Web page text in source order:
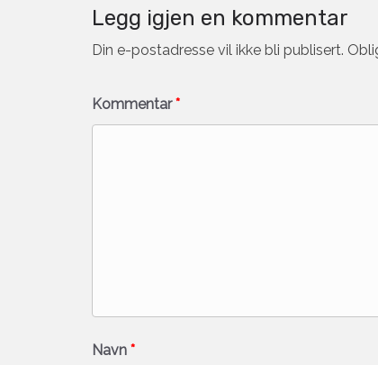
Legg igjen en kommentar
Din e-postadresse vil ikke bli publisert.
Kommentar*
Navn *